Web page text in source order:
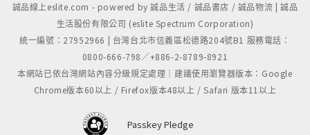
誠品線上eslite.com - powered by 誠品生活 / 誠品書店 / 誠品物流 | 誠品
生活股份有限公司 (eslite Spectrum Corporation)
統一編號：27952966 | 台灣台北市信義區松德路204號B1 服務電話：
0800-666-798／+886-2-8789-8921
本網站已依台灣網站內容分級規定處理｜建議使用瀏覽器版本：Google
Chrome版本60以上 / Firefox版本48以上 / Safari 版本11以上
Passkey Pledge